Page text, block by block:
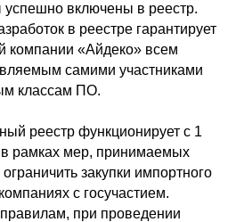
успешно включены в реестр.
в реестре гарантирует
компании «Айдеко» всем
самими участниками
классам ПО.
реестр функционирует с 1
в рамках мер, принимаемых
закупки импортного
с госучастием.
при проведении